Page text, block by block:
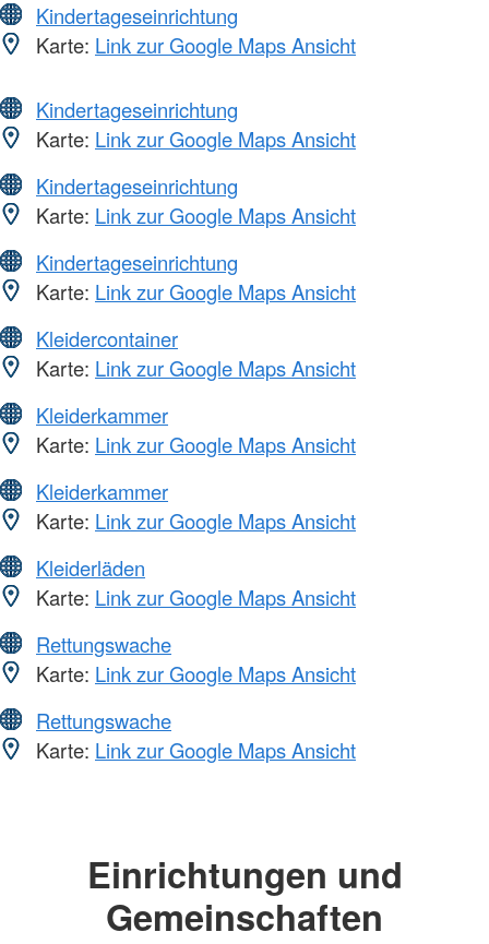
Kindertageseinrichtung
Karte: Link zur Google Maps Ansicht
Kindertageseinrichtung
Karte: Link zur Google Maps Ansicht
Kindertageseinrichtung
Karte: Link zur Google Maps Ansicht
Kindertageseinrichtung
Karte: Link zur Google Maps Ansicht
Kleidercontainer
Karte: Link zur Google Maps Ansicht
Kleiderkammer
Karte: Link zur Google Maps Ansicht
Kleiderkammer
Karte: Link zur Google Maps Ansicht
Kleiderläden
Karte: Link zur Google Maps Ansicht
Rettungswache
Karte: Link zur Google Maps Ansicht
Rettungswache
Karte: Link zur Google Maps Ansicht
Einrichtungen und
Gemeinschaften